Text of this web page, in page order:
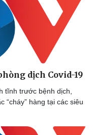
Nam
tích
dịch Covid-19
tĩnh trước bệnh dịch,
“cháy” hàng tại các siêu